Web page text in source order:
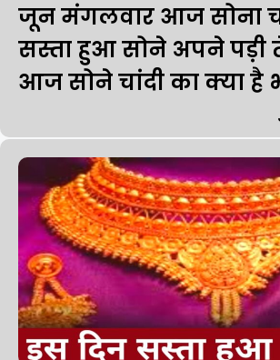
जून मंगलवार आज सोना
सस्ता हुआ सोने अपने पड़ी
आज सोने चांदी का क्या है